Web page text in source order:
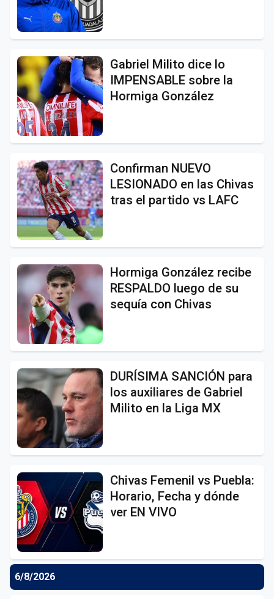
Gabriel Milito dice lo
IMPENSABLE sobre la
Hormiga González
Confirman NUEVO
LESIONADO en las Chivas
tras el partido vs LAFC
Hormiga González recibe
RESPALDO luego de su
sequía con Chivas
DURÍSIMA SANCIÓN para
los auxiliares de Gabriel
Milito en la Liga MX
Chivas Femenil vs Puebla:
Horario, Fecha y dónde
ver EN VIVO
6/8/2026